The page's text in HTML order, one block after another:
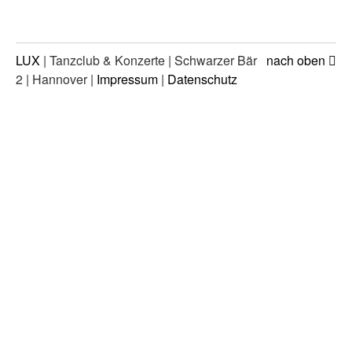
nach oben
LUX | Tanzclub & Konzerte | Schwarzer Bär
2 | Hannover | Impressum | Datenschutz